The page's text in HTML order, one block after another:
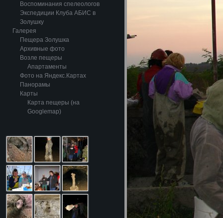
Воспоминания спелеологов
Экспедиции Клуба АБИС в
Золушку
Галерея
Пещера Золушка
Архивные фото
Возле пещеры
Апартаменты
Фото на Яндекс.Картах
Панорамы
Карты
Карта пещеры (на
Googlemap)